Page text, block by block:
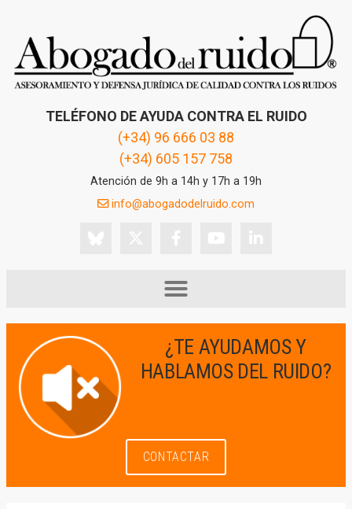
TELÉFONO DE AYUDA CONTRA EL RUIDO
(+34) 96 666 03 88
(+34) 605 157 758
Atención de 9h a 14h y 17h a 19h
info@abogadodelruido.com
¿TE AYUDAMOS Y
HABLAMOS DEL RUIDO?
CONTACTAR